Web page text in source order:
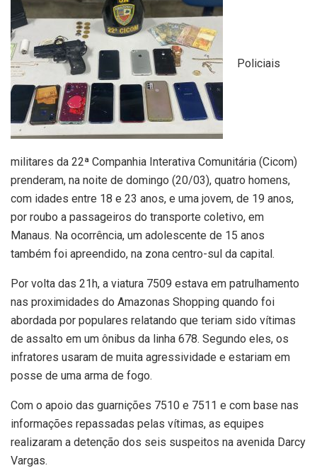
Policiais
militares da 22ª Companhia Interativa Comunitária (Cicom)
prenderam, na noite de domingo (20/03), quatro homens,
com idades entre 18 e 23 anos, e uma jovem, de 19 anos,
por roubo a passageiros do transporte coletivo, em
Manaus. Na ocorrência, um adolescente de 15 anos
também foi apreendido, na zona centro-sul da capital.
Por volta das 21h, a viatura 7509 estava em patrulhamento
nas proximidades do Amazonas Shopping quando foi
abordada por populares relatando que teriam sido vítimas
de assalto em um ônibus da linha 678. Segundo eles, os
infratores usaram de muita agressividade e estariam em
posse de uma arma de fogo.
Com o apoio das guarnições 7510 e 7511 e com base nas
informações repassadas pelas vítimas, as equipes
realizaram a detenção dos seis suspeitos na avenida Darcy
Vargas.